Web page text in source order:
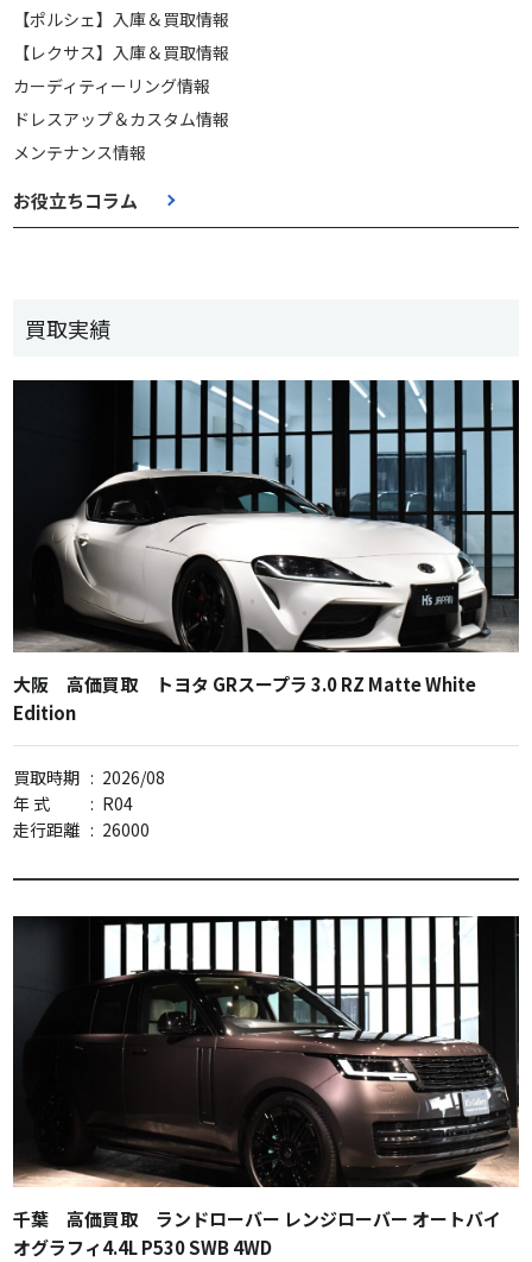
【ポルシェ】入庫＆買取情報
【レクサス】入庫＆買取情報
カーディティーリング情報
ドレスアップ＆カスタム情報
メンテナンス情報
お役立ちコラム
買取実績
大阪 高価買取 トヨタ GRスープラ 3.0 RZ Matte White
Edition
買取時期 : 2026/08
年 式
: R04
走行距離 : 26000
千葉 高価買取 ランドローバー レンジローバー オートバイ
オグラフィ4.4L P530 SWB 4WD